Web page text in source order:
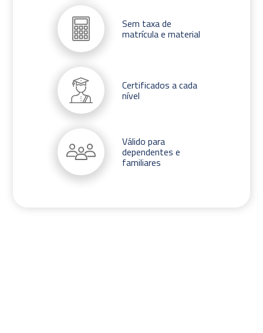
Sem taxa de
matrícula e material
Certificados a cada
nível
Válido para
dependentes e
familiares